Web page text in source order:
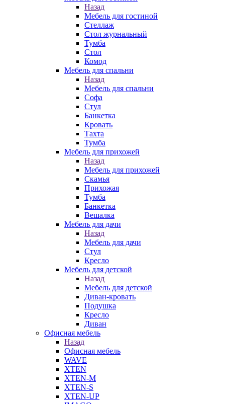
Назад
Мебель для гостиной
Стеллаж
Стол журнальный
Тумба
Стол
Комод
Мебель для спальни
Назад
Мебель для спальни
Софа
Стул
Банкетка
Кровать
Тахта
Тумба
Мебель для прихожей
Назад
Мебель для прихожей
Скамья
Прихожая
Тумба
Банкетка
Вешалка
Мебель для дачи
Назад
Мебель для дачи
Стул
Кресло
Мебель для детской
Назад
Мебель для детской
Диван-кровать
Подушка
Кресло
Диван
Офисная мебель
Назад
Офисная мебель
WAVE
XTEN
XTEN-M
XTEN-S
XTEN-UP